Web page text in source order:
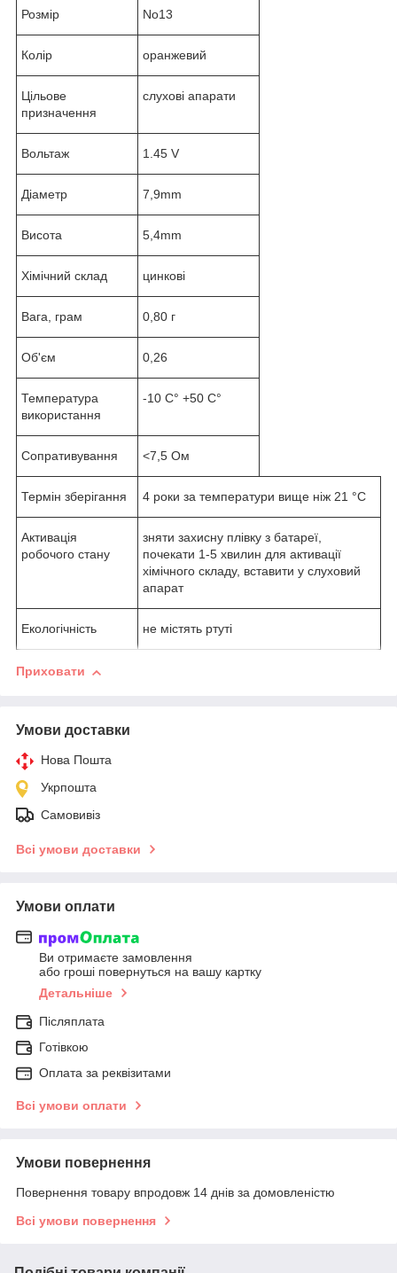
Розмір No13
Колір оранжевий
Цільове
призначення
слухові апарати
Вольтаж 1.45 V
Діаметр 7,9mm
Висота 5,4mm
Хімічний склад цинкові
Вага, грам 0,80 г
Об'єм 0,26
Температура
використання
-10 C° +50 C°
Сопративування <7,5 Ом
Термін зберігання 4 роки за температури вище ніж 21 °C
Активація
робочого стану
зняти захисну плівку з батареї,
почекати 1-5 хвилин для активації
хімічного складу, вставити у слуховий
апарат
Екологічність не містять ртуті
Приховати
Умови доставки
Нова Пошта
Укрпошта
Самовивіз
Всі умови доставки
Умови оплати
Ви отримаєте замовлення
або гроші повернуться на вашу картку
Детальніше
Післяплата
Готівкою
Оплата за реквізитами
Всі умови оплати
Умови повернення
Повернення товару впродовж 14 днів за домовленістю
Всі умови повернення